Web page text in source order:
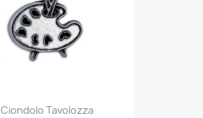
Ciondolo Tavolozza